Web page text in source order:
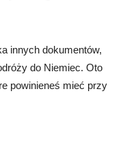
innych dokumentów,
do Niemiec. Oto
powinieneś mieć przy